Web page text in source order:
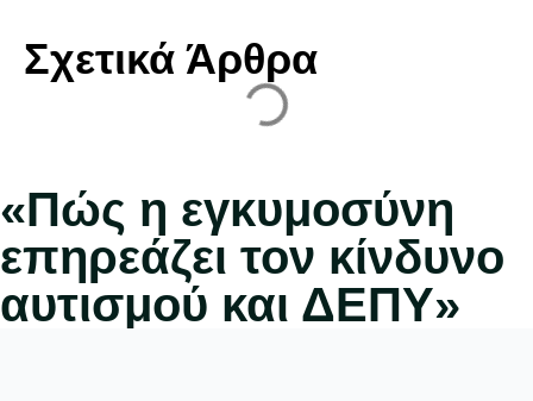
Σχετικά Άρθρα
«Πώς η εγκυμοσύνη
επηρεάζει τον κίνδυνο
αυτισμού και ΔΕΠΥ»